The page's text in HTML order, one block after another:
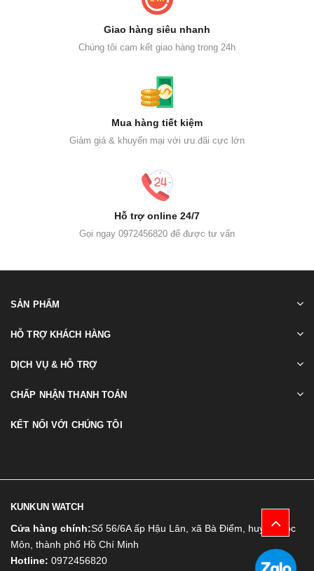
Giao hàng siêu nhanh
Chúng tôi cam kết giao hàng trong 24h
Mua hàng tiết kiệm
Giảm giá & khuyến mại với ưu đãi cực lớn
Hỗ trợ online 24/7
Gọi ngay 0972456820 để được tư vấn
SẢN PHẨM
HỖ TRỢ KHÁCH HÀNG
DỊCH VỤ & HỖ TRỢ
CHẤP NHẬN THANH TOÁN
KẾT NỐI VỚI CHÚNG TÔI
KUNKUN WATCH
Cửa hàng chính:Số 56/6A ấp Hậu Lân, xã Bà Điểm, huyện Hóc
Môn, thành phố Hồ Chí Minh
Hotline: 0972456820